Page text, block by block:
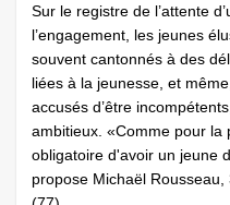
Sur le registre de l’attente
l’engagement, les jeunes
souvent cantonnés à des
liées à la jeunesse, et
accusés d’être
ambitieux. «Comme pour la
obligatoire d'avoir un jeune
propose Michaël